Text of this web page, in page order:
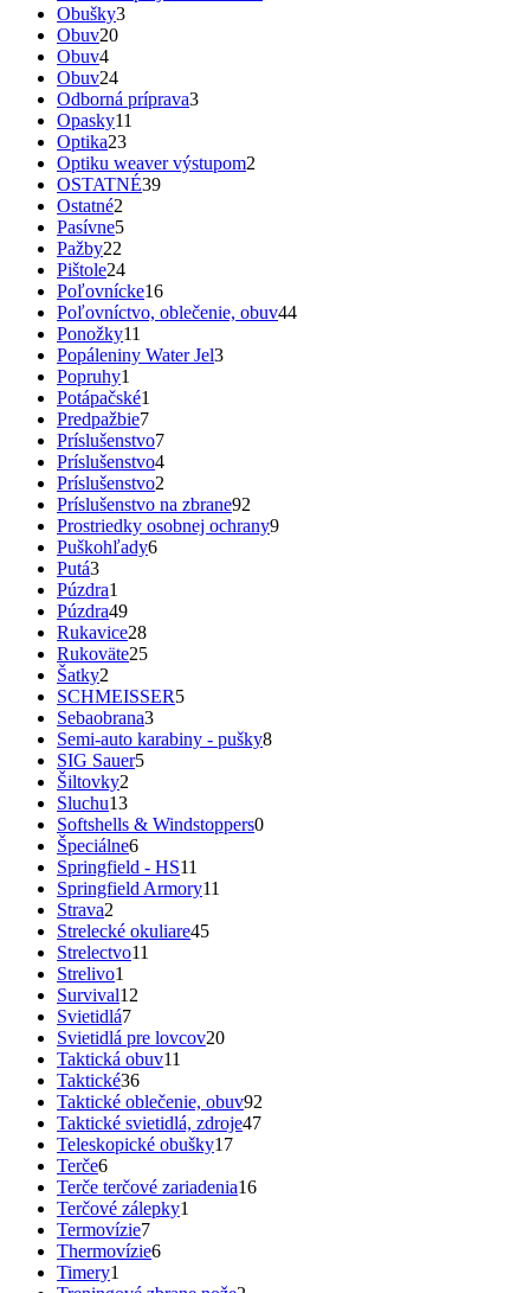
Obušky3
Obuv20
Obuv4
Obuv24
Odborná príprava3
Opasky11
Optika23
Optiku weaver výstupom2
OSTATNÉ39
Ostatné2
Pasívne5
Pažby22
Pištole24
Poľovnícke16
Poľovníctvo, oblečenie, obuv44
Ponožky11
Popáleniny Water Jel3
Popruhy1
Potápačské1
Predpažbie7
Príslušenstvo7
Príslušenstvo4
Príslušenstvo2
Príslušenstvo na zbrane92
Prostriedky osobnej ochrany9
Puškohľady6
Putá3
Púzdra1
Púzdra49
Rukavice28
Rukoväte25
Šatky2
SCHMEISSER5
Sebaobrana3
Semi-auto karabiny - pušky8
SIG Sauer5
Šiltovky2
Sluchu13
Softshells & Windstoppers0
Špeciálne6
Springfield - HS11
Springfield Armory11
Strava2
Strelecké okuliare45
Strelectvo11
Strelivo1
Survival12
Svietidlá7
Svietidlá pre lovcov20
Taktická obuv11
Taktické36
Taktické oblečenie, obuv92
Taktické svietidlá, zdroje47
Teleskopické obušky17
Terče6
Terče terčové zariadenia16
Terčové zálepky1
Termovízie7
Thermovízie6
Timery1